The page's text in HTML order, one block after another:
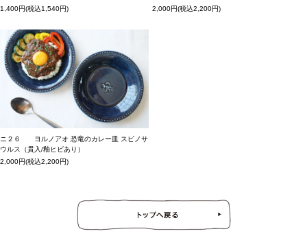
1,400円(税込1,540円)
2,000円(税込2,200円)
ニ２６ ヨルノアオ 恐竜のカレー皿 スピノサ
ウルス（貫入/釉ヒビあり）
2,000円(税込2,200円)